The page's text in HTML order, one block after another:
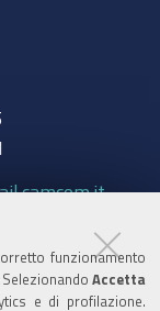
funzionamento
Accetta
e di profilazione.